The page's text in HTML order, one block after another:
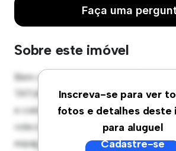
Faça uma
Sobre este imóvel
Inscreva-se para ver
fotos e detalhes deste
para aluguel
Cadastre-se
Bem-vindo ao seu novo estúdio
TATUAPÉ, São Paulo - Sp! Este
e compacto oferece tudo o que você
vida confortável. O layout aberto
espaço versátil para viver e dormir,